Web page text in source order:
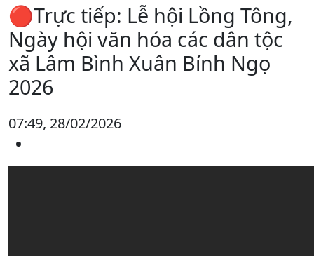
🔴Trực tiếp: Lễ hội Lồng Tông,
Ngày hội văn hóa các dân tộc
xã Lâm Bình Xuân Bính Ngọ
2026
07:49, 28/02/2026